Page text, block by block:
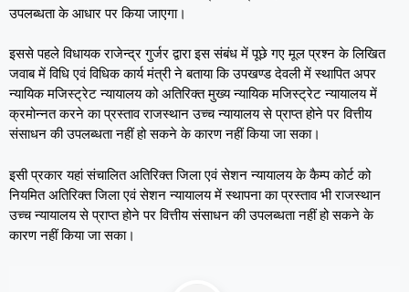
उपलब्धता के आधार पर किया जाएगा।
इससे पहले विधायक राजेन्द्र गुर्जर द्वारा इस संबंध में पूछे गए मूल प्रश्न के लिखित
जवाब में विधि एवं विधिक कार्य मंत्री ने बताया कि उपखण्ड देवली में स्थापित अपर
न्यायिक मजिस्ट्रेट न्यायालय को अतिरिक्त मुख्य न्यायिक मजिस्ट्रेट न्यायालय में
क्रमोन्नत करने का प्रस्ताव राजस्थान उच्च न्यायालय से प्राप्त होने पर वित्तीय
संसाधन की उपलब्धता नहीं हो सकने के कारण नहीं किया जा सका।
इसी प्रकार यहां संचालित अतिरिक्‍त जिला एवं सेशन न्‍यायालय के कैम्प कोर्ट को
नियमित अतिरिक्‍त जिला एवं सेशन न्यायालय में स्थापना का प्रस्ताव भी राजस्थान
उच्च न्यायालय से प्राप्त होने पर वित्तीय संसाधन की उपलब्धता नहीं हो सकने के
कारण नहीं किया जा सका।